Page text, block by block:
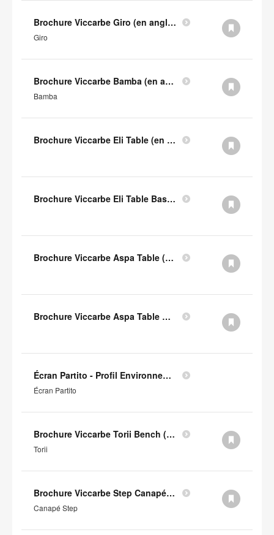
Brochure Viccarbe Giro (en anglais)
Giro
Brochure Viccarbe Bamba (en anglais)
Bamba
Brochure Viccarbe Eli Table (en anglais)
Brochure Viccarbe Eli Table Basse (en anglais)
Brochure Viccarbe Aspa Table (en anglais)
Brochure Viccarbe Aspa Table Basse (en anglais)
Écran Partito - Profil Environnemental Produit
Écran Partito
Brochure Viccarbe Torii Bench (en anglais)
Torii
Brochure Viccarbe Step Canapé (en anglais)
Canapé Step